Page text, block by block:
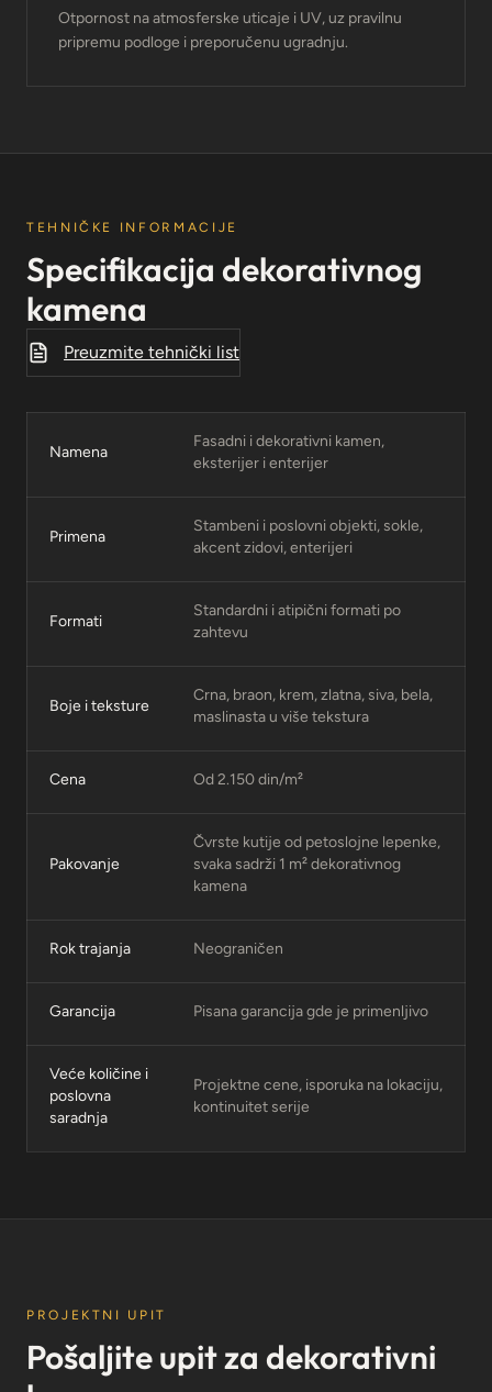
Otpornost na atmosferske uticaje i UV, uz pravilnu
pripremu podloge i preporučenu ugradnju.
TEHNIČKE INFORMACIJE
Specifikacija dekorativnog
kamena
Preuzmite tehnički list
Namena
Fasadni i dekorativni kamen,
eksterijer i enterijer
Primena
Stambeni i poslovni objekti, sokle,
akcent zidovi, enterijeri
Formati
Standardni i atipični formati po
zahtevu
Boje i teksture
Crna, braon, krem, zlatna, siva, bela,
maslinasta u više tekstura
Cena Od 2.150 din/m²
Pakovanje
Čvrste kutije od petoslojne lepenke,
svaka sadrži 1 m² dekorativnog
kamena
Rok trajanja Neograničen
Garancija Pisana garancija gde je primenljivo
Veće količine i
poslovna
saradnja
Projektne cene, isporuka na lokaciju,
kontinuitet serije
PROJEKTNI UPIT
Pošaljite upit za dekorativni